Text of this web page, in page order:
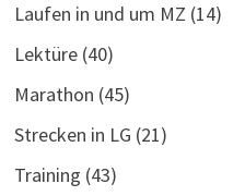
Laufen in und um MZ (14)
Lektüre(40)
Marathon (45)
Strecken in LG (21)
Training (43)